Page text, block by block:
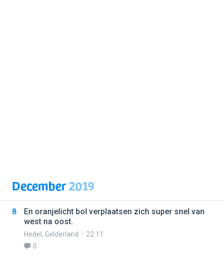
December2019
8
En oranjelicht bol verplaatsen zich super snel van
west na oost.
Hedel , Gelderland
22:11
0